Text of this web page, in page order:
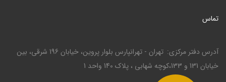
تماس
آدرس دفتر مرکزی
تهران - تهرانپارس بلوار پروین، خیابان 196 شرقی، بین
خیابان 131 و 133،کوچه شهابی ، پلاک 140 واحد 1